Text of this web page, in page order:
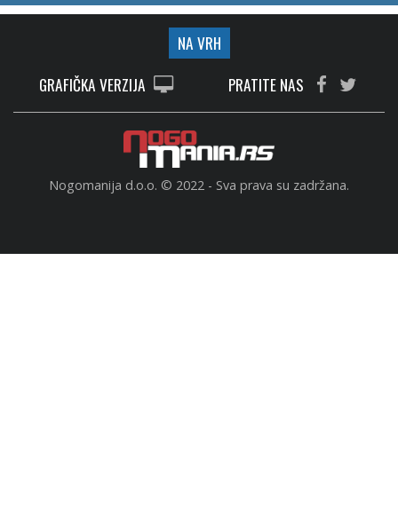
NA VRH
GRAFIČKA VERZIJA
PRATITE NAS
Nogomanija d.o.o. © 2022 - Sva prava su zadržana.